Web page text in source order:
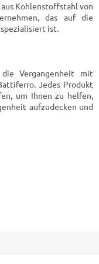
Kohlenstoffstahl von
das auf die
ist.
Vergangenheit mit
Jedes Produkt
um Ihnen zu helfen,
aufzudecken und